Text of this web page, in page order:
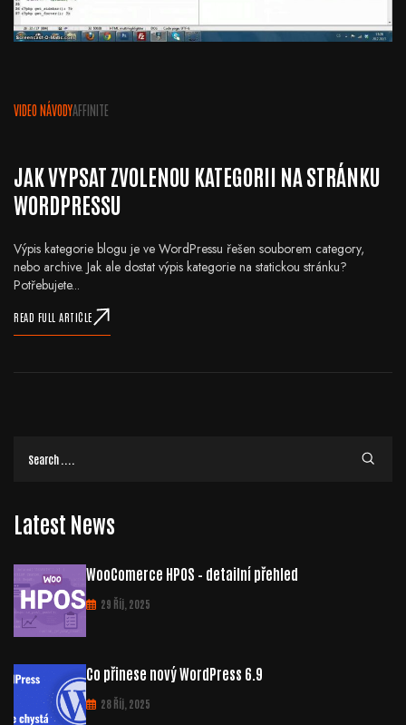
VIDEO NÁVODYAFFINITE
JAK VYPSAT ZVOLENOU KATEGORII NA STRÁNKU
WORDPRESSU
Výpis kategorie blogu je ve WordPressu řešen souborem category,
nebo archive. Jak ale dostat výpis kategorie na statickou stránku?
Potřebujete...
READ FULL ARTICLE
Latest News
WooComerce HPOS – detailní přehled
29 Říj, 2025
Co přinese nový WordPress 6.9
28 Říj, 2025